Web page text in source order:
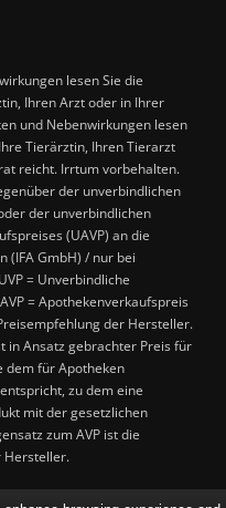
lesen Sie die
Ihren Arzt oder in Ihrer
und Nebenwirkungen lesen
Tierärztin, Ihren Tierarzt
reicht. Irrtum vorbehalten.
der unverbindlichen
der unverbindlichen
(UAVP) an die
(IFA GmbH) / nur bei
= Unverbindliche
= Apothekenverkaufspreis
der Hersteller.
in Ansatz gebrachter Preis für
dem für Apotheken
zu dem eine
mit der gesetzlichen
zum AVP ist die
Hersteller.